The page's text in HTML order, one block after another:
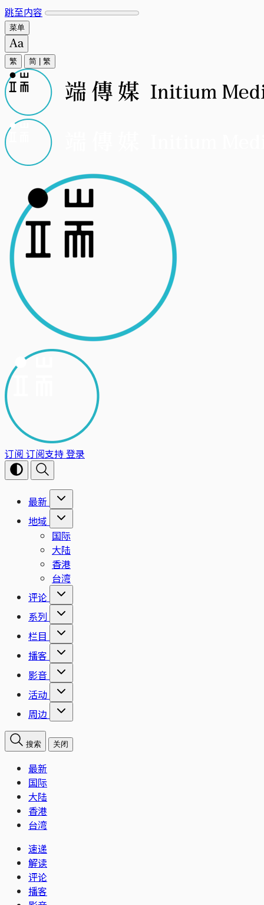
跳至内容
菜单
繁 简 繁
订阅 订阅支持登录
最新
地域
国际
大陆
香港
台湾
评论
系列
栏目
播客
影音
活动
周边
搜索 关闭
最新
国际
大陆
香港
台湾
速递
解读
评论
播客